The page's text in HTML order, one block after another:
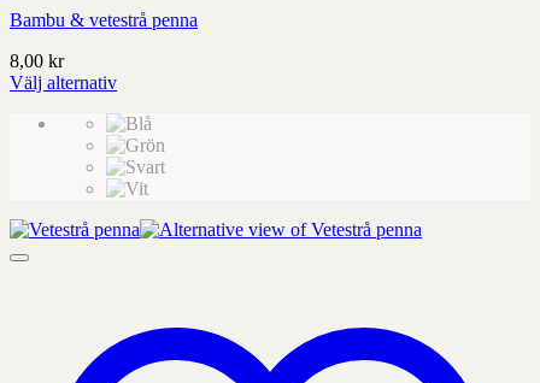
Bambu & vetestrå penna
8,00 kr
Välj alternativ
produkt
väljas
på